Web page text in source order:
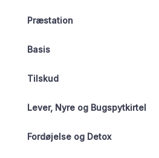
Præstation
Basis
Tilskud
Lever, Nyre og Bugspytkirtel
Fordøjelse og Detox